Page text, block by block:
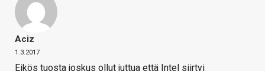
Aciz
1.3.2017
Eikös tuosta joskus ollut juttua että Intel siirtyi